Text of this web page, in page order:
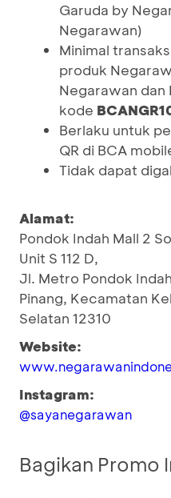
Garuda by
Negarawan)
Minimal
produk
Negarawan
kode
Berlaku untuk
QR di BCA
Tidak dapat
Alamat:
Pondok Indah Mall 2
Unit S 112 D,
Jl. Metro Pondok
Pinang, Kecamatan
Selatan 12310
Website:
Instagram:
@sayanegarawan
Bagikan Promo